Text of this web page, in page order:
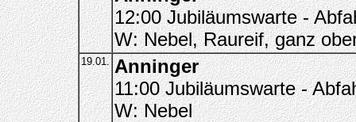
12:00 Jubiläumswarte -
W: Nebel, Raureif, ganz
19.01. Anninger
11:00 Jubiläumswarte -
W: Nebel